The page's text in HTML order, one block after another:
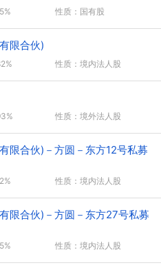
性质：国有股
限合伙)
性质：境内法人股
性质：境外法人股
限合伙)－方圆－东方12号私募
性质：境内法人股
限合伙)－方圆－东方27号私募
性质：境内法人股